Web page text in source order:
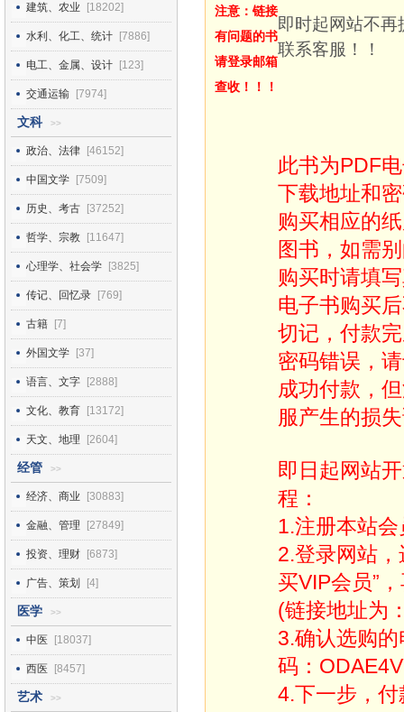
建筑、农业 [18202]
水利、化工、统计 [7886]
电工、金属、设计 [123]
交通运输 [7974]
文科 >>
政治、法律 [46152]
中国文学 [7509]
历史、考古 [37252]
哲学、宗教 [11647]
心理学、社会学 [3825]
传记、回忆录 [769]
古籍 [7]
外国文学 [37]
语言、文字 [2888]
文化、教育 [13172]
天文、地理 [2604]
经管 >>
经济、商业 [30883]
金融、管理 [27849]
投资、理财 [6873]
广告、策划 [4]
医学 >>
中医 [18037]
西医 [8457]
艺术 >>
注意：链接
有问题的书
请登录邮箱
查收！！！
即时起网站不
联系客服！！
此书为PDF
下载地址和
购买相应的
图书，如需
购买时请填
电子书购买
切记，付款
密码错误，
成功付款，
服产生的损
即日起网站
程：
1.注册本站会
2.登录网站，
买VIP会员”
(链接地址为
3.确认选购
码：
4.下一步，